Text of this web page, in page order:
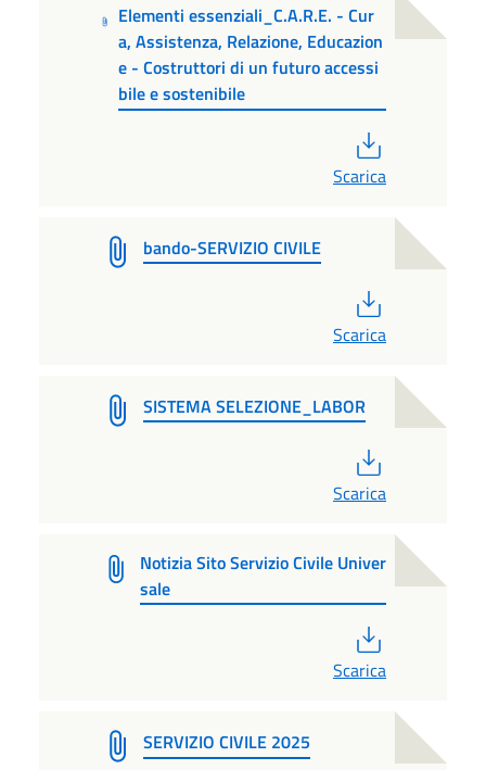
Elementi essenziali_C.A.R.E. - Cur
a, Assistenza, Relazione, Educazion
e - Costruttori di un futuro accessi
bile e sostenibile
Scarica
bando-SERVIZIO CIVILE
Scarica
SISTEMA SELEZIONE_LABOR
Scarica
Notizia Sito Servizio Civile Univer
sale
Scarica
SERVIZIO CIVILE 2025